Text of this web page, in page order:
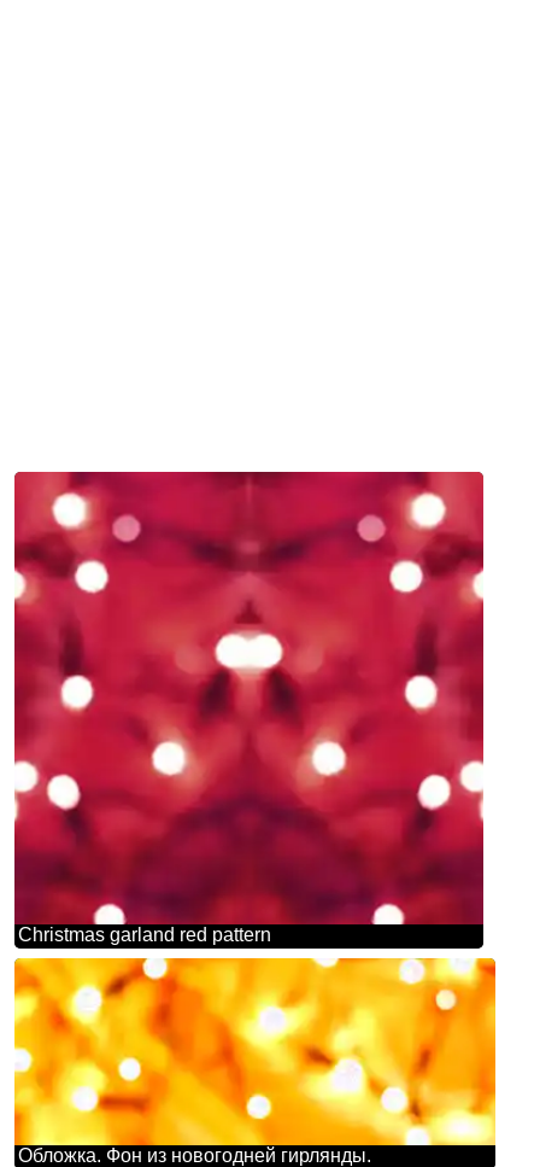
Christmas garland red pattern
Обложка. Фон из новогодней гирлянды.